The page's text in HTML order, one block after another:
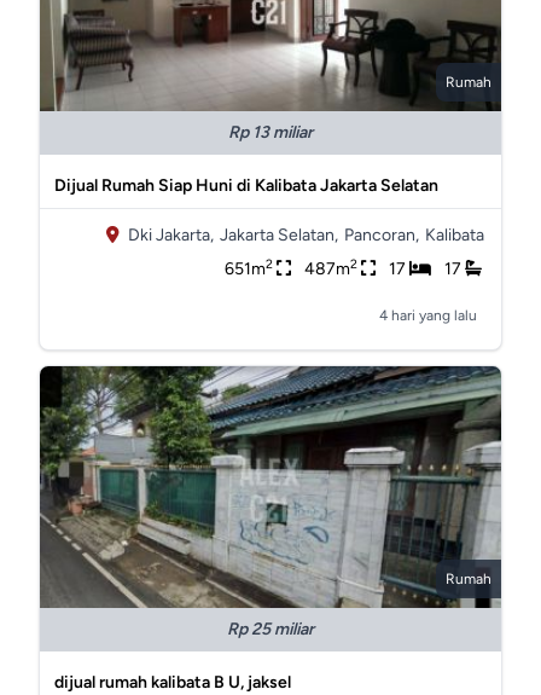
Rumah
Rp 13 miliar
Dijual Rumah Siap Huni di Kalibata Jakarta Selatan
Dki Jakarta, Jakarta Selatan, Pancoran, Kalibata
651m2 487m2 17 17
4 hari yang lalu
Rumah
Rp 25 miliar
dijual rumah kalibata B U, jaksel